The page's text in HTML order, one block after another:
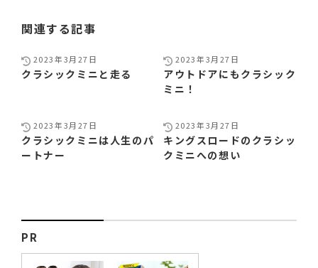
関連する記事
2023年3月27日
クラシックミニと走る
2023年3月27日
アウトドアにもクラシック
ミニ！
2023年3月27日
クラシックミニは人生のパ
ートナー
2023年3月27日
キングスロードのクラシッ
クミニへの想い
PR